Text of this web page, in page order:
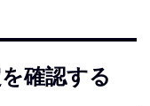
確認する